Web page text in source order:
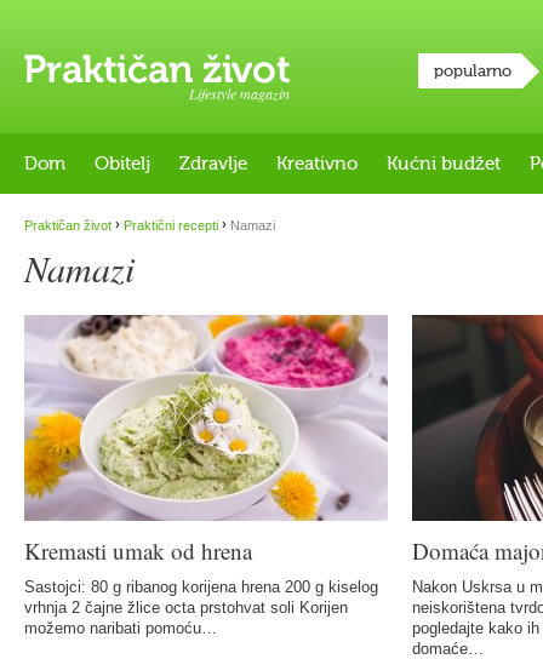
Lifestyle magazin
popularno
Dom Obitelj Zdravlje Kreativno Kućni budžet
Praktičan život › Praktični recepti › Namazi
Namazi
Kremasti umak od hrena
Sastojci: 80 g ribanog korijena hrena 200 g kiselog
vrhnja 2 čajne žlice octa prstohvat soli Korijen
možemo naribati pomoću…
Domaća
Nakon Uskrsa u
neiskorištena
pogledajte kako
domaće…